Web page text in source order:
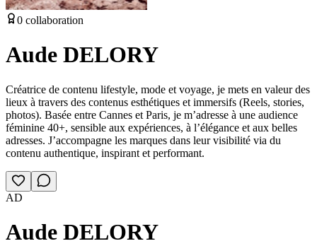
0 collaboration
Aude DELORY
Créatrice de contenu lifestyle, mode et voyage, je mets en valeur des
lieux à travers des contenus esthétiques et immersifs (Reels, stories,
photos). Basée entre Cannes et Paris, je m’adresse à une audience
féminine 40+, sensible aux expériences, à l’élégance et aux belles
adresses. J’accompagne les marques dans leur visibilité via du
contenu authentique, inspirant et performant.
AD
Aude DELORY